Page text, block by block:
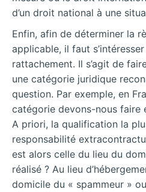
d’un droit national à une
Enfin, afin de déterminer la
applicable, il faut s’intéresser
rattachement. Il s’agit de
une catégorie juridique
question. Par exemple, en
catégorie devons-nous faire
A priori, la qualification la
responsabilité
est alors celle du lieu du
réalisé ? Au lieu
domicile du « spammeur »